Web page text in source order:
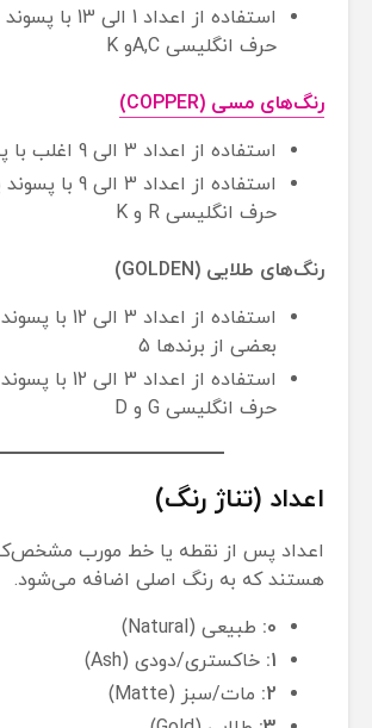
استفاده از اعداد 1
حرف انگلیسی A,Cو K
رنگ‌های مسی (COPPER)
استفاده از اعداد 3 الی 9 اغلب با پسوند ممیز 4
استفاده از اعداد 3
حرف انگلیسی R و K
رنگ‌های طلایی (GOLDEN)
بعضی از برندها 5
استفاده از اعداد
حرف انگلیسی G و D
اعداد (تناژ رنگ)
اعداد پس از نقطه یا خط مورب
هستند که به رنگ اصلی اضافه می‌شود.
0: طبیعی (Natural)
1: خاکستری/دودی (Ash)
2: مات/سبز (Matte)